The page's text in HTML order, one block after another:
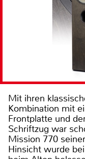
Mit ihren
Kombination mit
Frontplatte und
Schriftzug war
Mission 770
Hinsicht wurde